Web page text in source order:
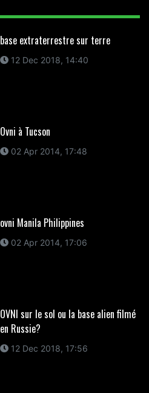
base extraterrestre sur terre
12 Dec 2018, 14:40
Ovni à Tucson
02 Apr 2014, 17:48
ovni Manila Philippines
02 Apr 2014, 17:06
OVNI sur le sol ou la base alien filmé
en Russie?
12 Dec 2018, 17:56